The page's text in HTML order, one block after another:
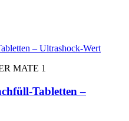
– Ultrashock-Wert
Tabletten –